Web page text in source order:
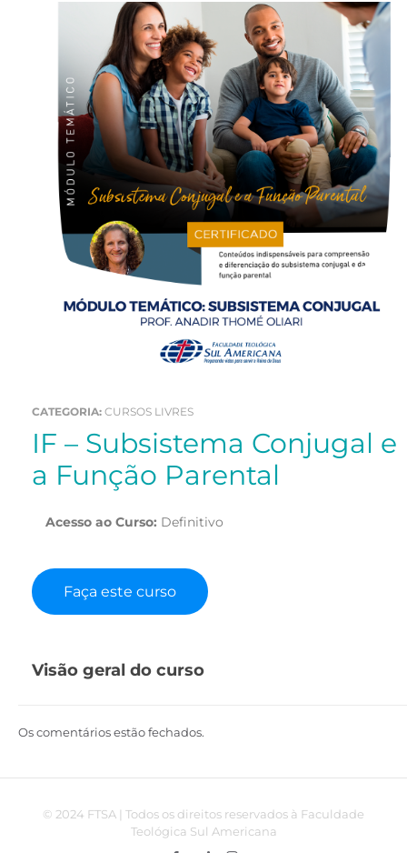
CATEGORIA: CURSOS LIVRES
IF – Subsistema Conjugal e
a Função Parental
Acesso ao Curso: Definitivo
Faça este curso
Visão geral do curso
Os comentários estão fechados.
© 2024 FTSA | Todos os direitos reservados à Faculdade
Teológica Sul Americana